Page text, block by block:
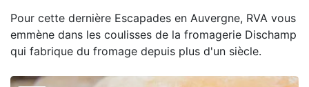
Pour cette dernière Escapades en Auvergne, RVA vous
emmène dans les coulisses de la fromagerie Dischamp
qui fabrique du fromage depuis plus d'un siècle.